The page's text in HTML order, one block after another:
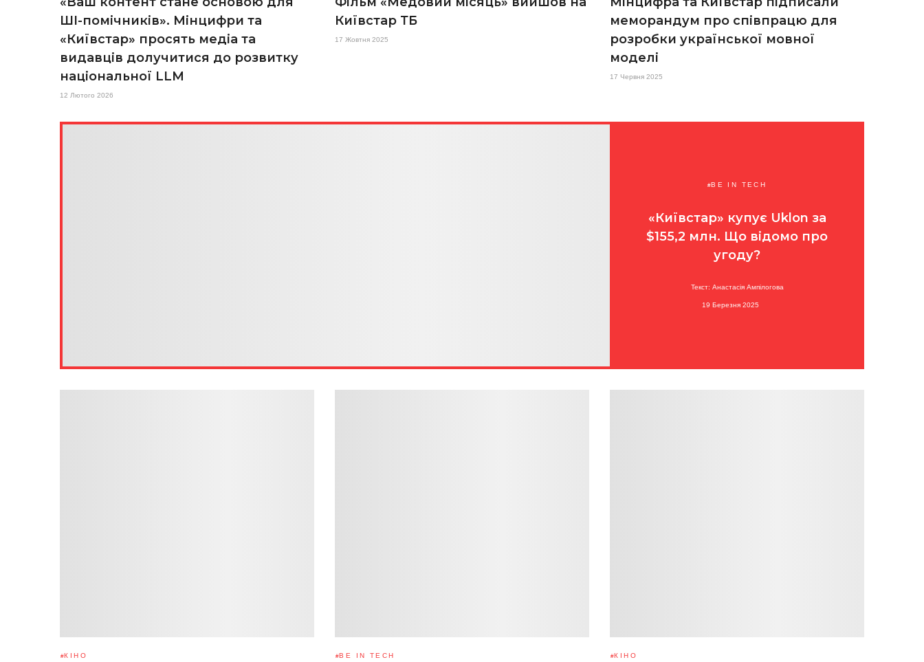
ШІ-помічників». Мінцифри та
«Київстар» просять медіа та
видавців долучитися до розвитку
національної LLM
12 Лютого 2026
Київстар ТБ
17 Жовтня 2025
меморандум про співпрацю для
розробки української мовної
моделі
17 Червня 2025
BE IN TECH
«Київстар» купує Uklon за
$155,2 млн. Що відомо про
угоду?
Текст: Анастасія Ампілогова
19 Березня 2025
КІНО BE IN TECH КІНО